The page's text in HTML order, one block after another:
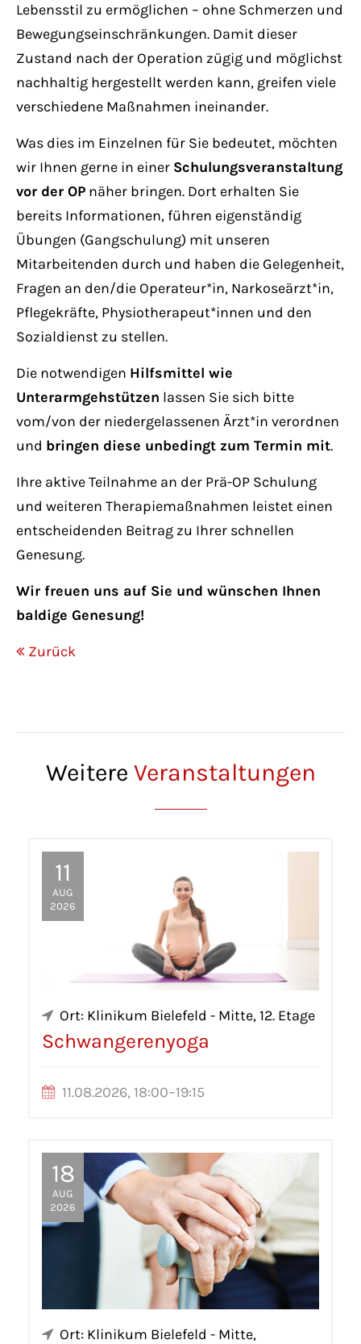
Cybersteel Inc.
376-293 City Road, Suite 600
San Francisco, CA 94102
+44 1234 567 890
Drop us a line
info@yourdomain.com
About us
Lorem ipsum dolor sit amet, consectetuer
adipiscing elit.
massa. Cum sociis natoque penatibus et
magnis dis parturient montes, nascetur
ridiculus mus. Donec quam felis, ultricies
Lebensstil zu ermöglichen – ohne Schmerzen und
Bewegungseinschränkungen. Damit dieser
Zustand nach der Operation zügig und möglichst
nachhaltig hergestellt werden kann, greifen viele
verschiedene Maßnahmen ineinander.
Was dies im Einzelnen für Sie bedeutet, möchten
wir Ihnen gerne in einer Schulungsveranstaltung
vor der OP näher bringen. Dort erhalten Sie
bereits Informationen, führen eigenständig
Übungen (Gangschulung) mit unseren
Mitarbeitenden durch und haben die Gelegenheit,
Fragen an den/die Operateur*in, Narkoseärzt*in,
Pflegekräfte, Physiotherapeut*innen und den
Sozialdienst zu stellen.
Die notwendigen Hilfsmittel wie
Unterarmgehstützen lassen Sie sich bitte
vom/von der niedergelassenen Ärzt*in verordnen
und bringen diese unbedingt zum Termin mit.
Ihre aktive Teilnahme an der Prä-OP Schulung
und weiteren Therapiemaßnahmen leistet einen
entscheidenden Beitrag zu Ihrer schnellen
Genesung.
Wir freuen uns auf Sie und wünschen Ihnen
baldige Genesung!
Zurück
Weitere Veranstaltungen
11
AUG
2026
Ort: Klinikum Bielefeld - Mitte, 12. Etage
Schwangerenyoga
11.08.2026, 18:00–19:15
18
AUG
2026
Ort: Klinikum Bielefeld - Mitte,